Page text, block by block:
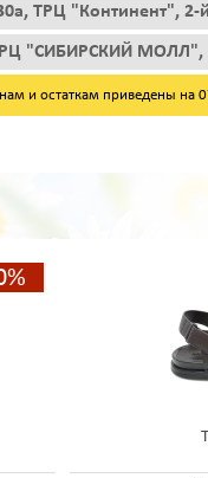
ТРЦ "Континент", 2-
"СИБИРСКИЙ МОЛЛ",
и остаткам приведены на